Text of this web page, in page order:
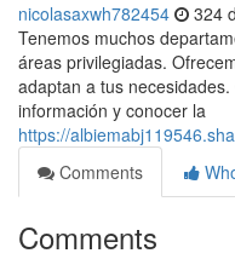
nicolasaxwh782454 324
Tenemos muchos
áreas privilegiadas.
adaptan a tus
información y conocer la
https://
Comments
Comments